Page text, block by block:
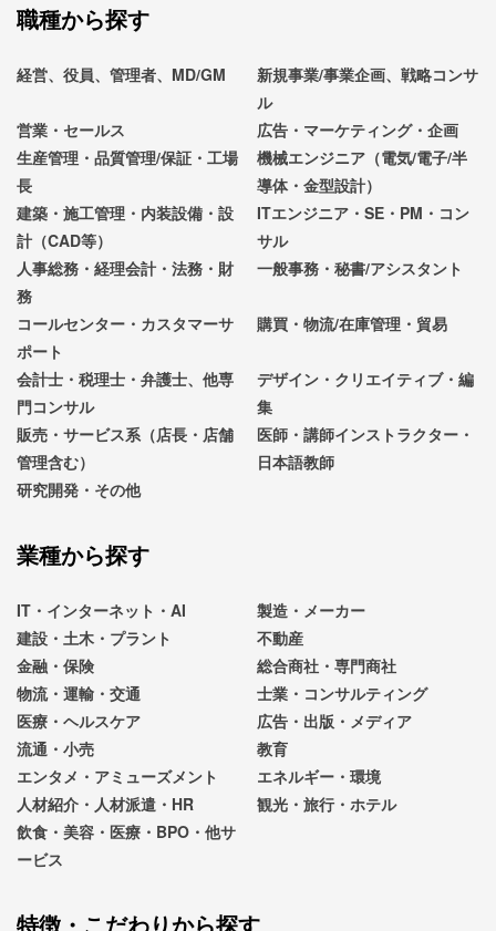
職種から探す
経営、役員、管理者、MD/GM
新規事業/事業企画、戦略コンサ
ル
営業・セールス
広告・マーケティング・企画
生産管理・品質管理/保証・工場
長
機械エンジニア（電気/電子/半
導体・金型設計）
建築・施工管理・内装設備・設
計（CAD等）
ITエンジニア・SE・PM・コン
サル
人事総務・経理会計・法務・財
務
一般事務・秘書/アシスタント
コールセンター・カスタマーサ
ポート
購買・物流/在庫管理・貿易
会計士・税理士・弁護士、他専
門コンサル
デザイン・クリエイティブ・編
集
販売・サービス系（店長・店舗
管理含む）
医師・講師インストラクター・
日本語教師
研究開発・その他
業種から探す
IT・インターネット・AI
製造・メーカー
建設・土木・プラント
不動産
金融・保険
総合商社・専門商社
物流・運輸・交通
士業・コンサルティング
医療・ヘルスケア
広告・出版・メディア
流通・小売
教育
エンタメ・アミューズメント
エネルギー・環境
人材紹介・人材派遣・HR
観光・旅行・ホテル
飲食・美容・医療・BPO・他サ
ービス
特徴・こだわりから探す